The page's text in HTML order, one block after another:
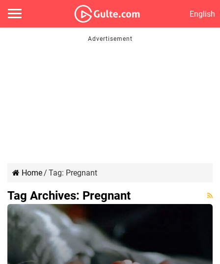
English
Home/ Tag: Pregnant
Tag Archives: Pregnant